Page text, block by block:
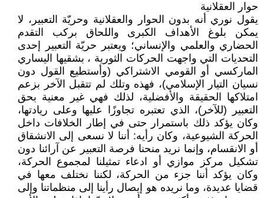
حوار العقلانية
يقول نوري أنه بدون الحوار والعقلانية وحريّة التعبير، لا
يمكن بلوغ الأهداف الكبرى واللحاق بركب التقدم
الحضاري والعلمي والإنساني؛ ويعتبر حريّة التعبير إحدى
التحديات التي واجهت الحركات الثورية ، بشقيها اليساري
الماركسي أو القومي الاشتراكي (وأستطيع القول دون
نسيان التيار الإسلامي)، فهذه وتلك لم تتقبل الآخر بزعم
امتلاكها الحقيقة والأفضلية، لذلك فهي غير معنية بحق
التعبير (للآخر)، الذي تعتبره تجاوزًا عليها وعلى ريادتها،
وكان يؤكد ذلك باستمرار حتى في إطار الخلافات داخل
الحركة الشيوعية، وكان رأيه: أننا لا نسعى إلى الانشقاق
أو الانقسام، وإنما نريد منحنا فرصة التعبير عن آرائنا دون
تشكيل مركز موازي أو ادعاء تمثيلنا لمجموع الحركة،
وكان يؤكد أننا جزء من الحركة، لكننا نختلف معها في
قضايا عديدة، وما نريده هو إيصال رأينا إلى منظماتنا وإلى